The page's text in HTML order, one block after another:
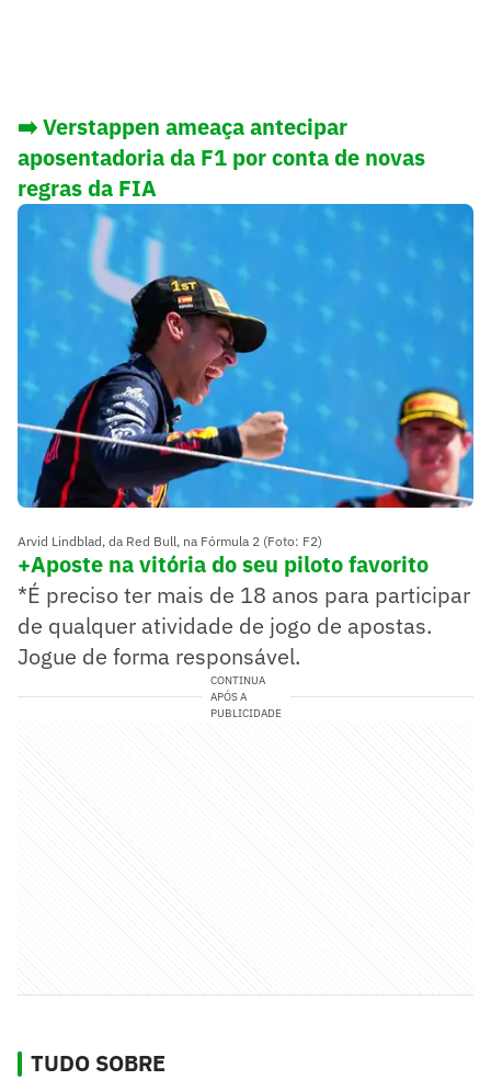
➡️ Verstappen ameaça antecipar
aposentadoria da F1 por conta de novas
regras da FIA
Arvid Lindblad, da Red Bull, na Fórmula 2 (Foto: F2)
+Aposte na vitória do seu piloto favorito
*É preciso ter mais de 18 anos para participar
de qualquer atividade de jogo de apostas.
Jogue de forma responsável.
CONTINUA
APÓS A
PUBLICIDADE
TUDO SOBRE